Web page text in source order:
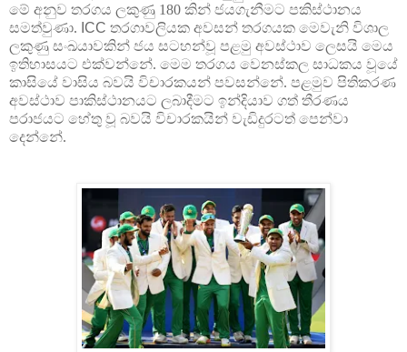
මේ අනුව තරගය ලකුණු 180 කින් ජයගැනීමට පකිස්ථානය
සමත්වුණා. ICC තරගාවලියක අවසන් තරගයක මෙවැනි විශාල
ලකුණු සංඛයාවකින් ජය සටහන්වූ පළමු අවස්ථාව ලෙසයි මෙය
ඉතිහාසයට එක්වන්නේ. මෙම තරගය වෙනස්කල සාධකය වූයේ
කාසියේ වාසිය බවයි විචාරකයන් පවසන්නේ. පළමුව පිතිකරණ
අවස්ථාව පාකිස්ථානයට ලබාදීමට ඉන්දියාව ගත් තීරණය
පරාජයට හේතු වූ බවයි විචාරකයින් වැඩිදුරටත් පෙන්වා
දෙන්නේ.